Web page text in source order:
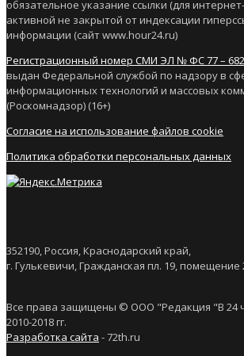
обязательное указание ссылки (для
активной не закрытой от индексации
информации (сайт www.hour24.ru)
Регистрационный номер СМИ ЭЛ № ФС 77 –
выдан Федеральной службой по надзору в
информационных технологий и массовых
(Роскомнадзор) (16+)
Согласие на использование файлов cookie
Политика обработки персональных данных
352190, Россия, Краснодарский край,
г. Гулькевичи, Гражданская пл. 19, помещение
Все права защищены © ООО "Редакция "В 24
2010-2018 гг.
Разработка сайта - 72th.ru